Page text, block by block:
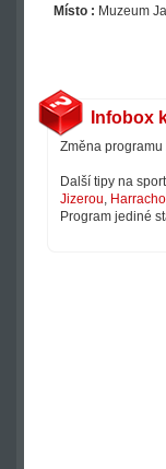
Místo : Muzeum
Infobox
Změna
Další tipy na
Jizerou,
Program jediné